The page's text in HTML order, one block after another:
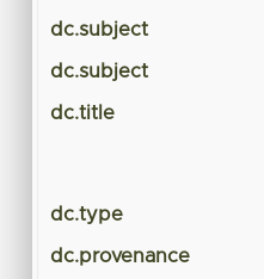
dc.subject
dc.subject
dc.title
dc.type
dc.provenance